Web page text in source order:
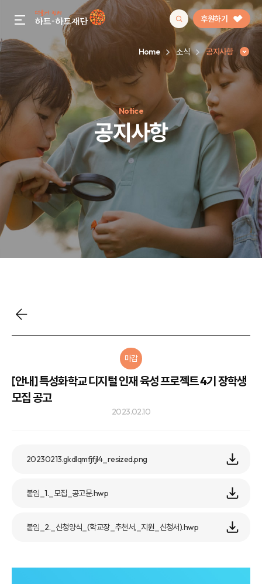
gnb menu open 후원하기
인기 키워드
#정기후원#하트플레이스#캠페인#팬덤후원
Home 소식 공지사항
Notice
공지사항
마감
[안내] 특성화학교 디지털 인재 육성 프로젝트 4기 장학생
모집 공고
2023.02.10
20230213.gkdlqmfjfjl4_resized.png
붙임_1._모집_공고문.hwp
붙임_2._신청양식_(학교장_추천서,_지원_신청서).hwp